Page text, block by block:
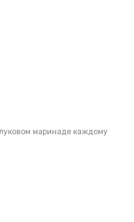
маринаде каждому